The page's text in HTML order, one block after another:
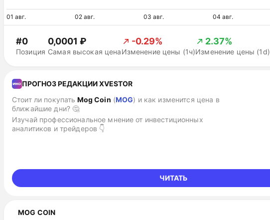
01 авг. 02 авг. 03 авг. 04 авг.
Позиция
#0
Самая высокая цена
0,0001 ₽
Изменение цены (1ч)
-0.29%
Изменение цены (1d)
2.37%
ПРОГНОЗ РЕДАКЦИИ XVESTOR
Стоит ли покупать Mog Coin (MOG) и как изменится цена в
ближайшие дни? 🤔
Изучай профессиональное мнение от инвестиционных
аналитиков и трейдеров 👇
ЧИТАТЬ
MOG COIN